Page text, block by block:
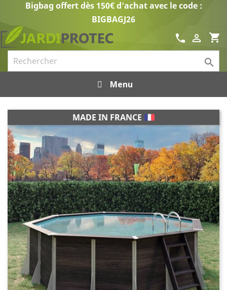
Bigbag offert dès 150€ d'achat avec le code :
BIGBAGJ26
shopping_cart

call

Menu
MADE IN FRANCE